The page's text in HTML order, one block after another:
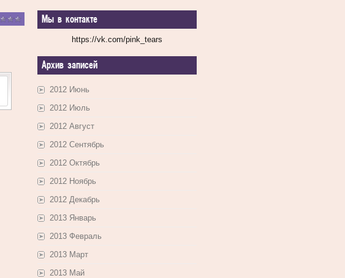
Мы в контакте
https://vk.com/pink_tears
Архив записей
2012 Июнь
2012 Июль
2012 Август
2012 Сентябрь
2012 Октябрь
2012 Ноябрь
2012 Декабрь
2013 Январь
2013 Февраль
2013 Март
2013 Май